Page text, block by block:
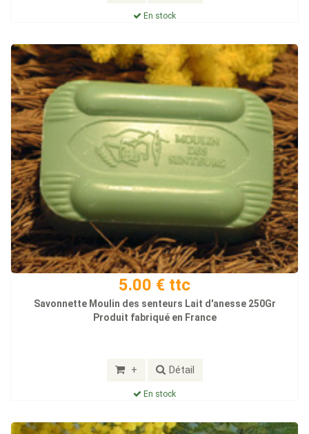
En stock
5.00 € ttc
Savonnette Moulin des senteurs Lait d'anesse 250Gr
Produit fabriqué en France
+ Détail
En stock